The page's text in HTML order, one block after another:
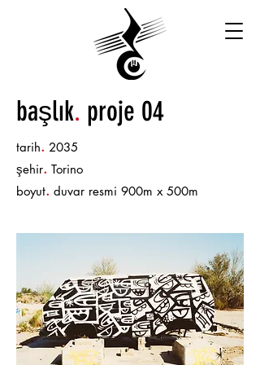
başlık. proje 04
tarih. 2035
şehir. Torino
boyut. duvar resmi 900m x 500m